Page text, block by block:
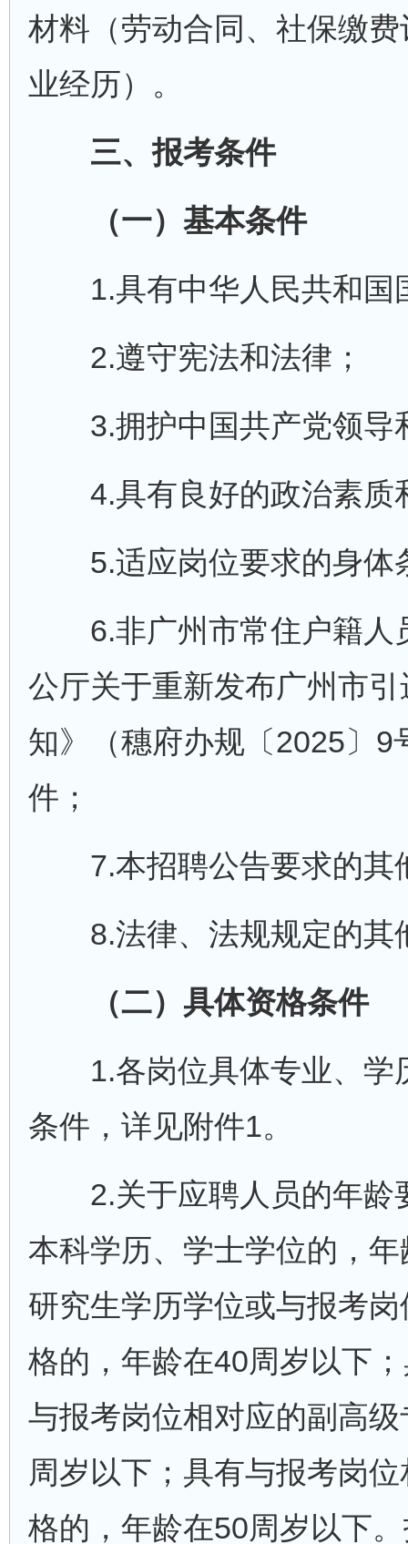
材料（劳动合同、社保缴
业经历）。
三、报考条件
（一）基本条件
1.具有中华人民共和国
2.遵守宪法和法律；
3.拥护中国共产党领导
4.具有良好的政治素质
5.适应岗位要求的身体
6.非广州市常住户籍人
公厅关于重新发布广州市
知》（穗府办规〔2025〕
件；
7.本招聘公告要求的其
8.法律、法规规定的其
（二）具体资格条件
1.各岗位具体专业、学
条件，详见附件1。
2.关于应聘人员的年龄
本科学历、学士学位的，
研究生学历学位或与报考
格的，年龄在40周岁以下
与报考岗位相对应的副高
周岁以下；具有与报考岗
格的，年龄在50周岁以下